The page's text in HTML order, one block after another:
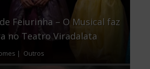
Feiurinha – O Musical faz
no Teatro Viradalata
| Outros